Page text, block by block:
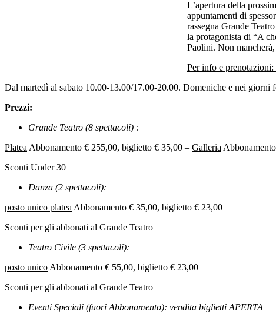
L’apertura della
appuntamenti di
rassegna Grande
la protagonista di “A
Paolini. Non
Per info e prenotazioni:
Dal martedì al sabato 10.00-13.00/17.00-20.00. Domeniche e nei
Prezzi:
Grande Teatro (8 spettacoli) :
Platea Abbonamento € 255,00, biglietto € 35,00 – Galleria
Sconti Under 30
Danza (2 spettacoli):
posto unico platea Abbonamento € 35,00, biglietto € 23,00
Sconti per gli abbonati al Grande Teatro
Teatro Civile (3 spettacoli):
posto unico Abbonamento € 55,00, biglietto € 23,00
Sconti per gli abbonati al Grande Teatro
Eventi Speciali (fuori Abbonamento): vendita biglietti APERTA